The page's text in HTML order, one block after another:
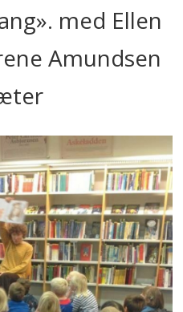
med Ellen
Amundsen